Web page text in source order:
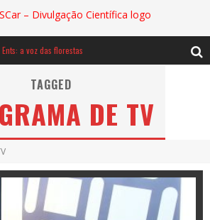
Ents: a voz das florestas
Notáveis: Bertha Lutz
Baú de Histórias - A jamais imaginada aventura com os moinhos de vento
TAGGED
DE TV